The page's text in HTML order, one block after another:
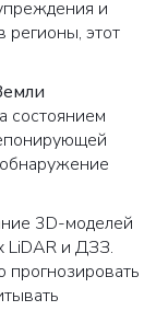
и
этот
состоянием
3D-моделей
LiDAR и ДЗЗ.
прогнозировать